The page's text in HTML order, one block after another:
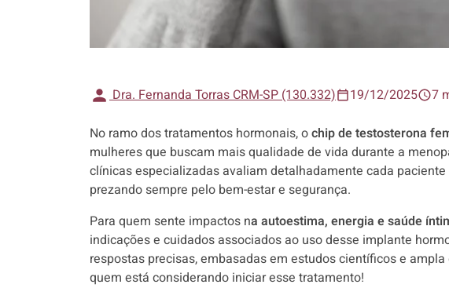
Dra. Fernanda Torras CRM-SP (130.332) 19/12/2025 7
No ramo dos tratamentos hormonais, ochip de testosterona
mulheres que buscam mais qualidade de vida durante a
clínicas especializadas avaliam detalhadamente cada
prezando sempre pelo bem-estar e segurança.
Para quem sente impactos na autoestima, energia e saúde
indicações e cuidados associados ao uso desse implante
respostas precisas, embasadas em estudos científicos e
quem está considerando iniciar esse tratamento!